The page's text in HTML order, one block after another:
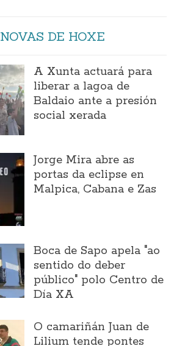
NOVAS DE HOXE
A Xunta actuará para
liberar a lagoa de
Baldaio ante a presión
social xerada
Jorge Mira abre as
portas da eclipse en
Malpica, Cabana e Zas
Boca de Sapo apela "ao
sentido do deber
público" polo Centro de
Día XA
O camariñán Juan de
Lilium tende pontes